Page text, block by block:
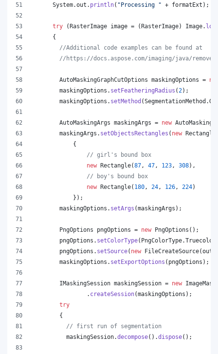
System.out . println( "Processing " + formatExt );
try (RasterImage image = (RasterImage) Image.
      {
//Additional code examples can be found at
//https://docs.aspose.com/imaging/java/remove-
AutoMaskingGraphCutOptions maskingOptions =
maskingOptions . setFeatheringRadius ( 2);
maskingOptions . setMethod (SegmentationMethod .
AutoMaskingArgs maskingArgs = new
maskingArgs . setObjectsRectangles ( new Rectangle
            {
// girl's bound box
new Rectangle(87 , 47 , 123 , 308),
// boy's bound box
new Rectangle( 180 , 24 , 126 , 224)
            });
maskingOptions . setArgs (maskingArgs );
PngOptions pngOptions = new PngOptions ();
pngOptions . setColorType( PngColorType.
pngOptions . setSource( new FileCreateSource(
maskingOptions . setExportOptions ( pngOptions );
IMaskingSession maskingSession = new
                .
createSession(maskingOptions );
try
        {
// first run of segmentation
maskingSession.decompose().dispose();